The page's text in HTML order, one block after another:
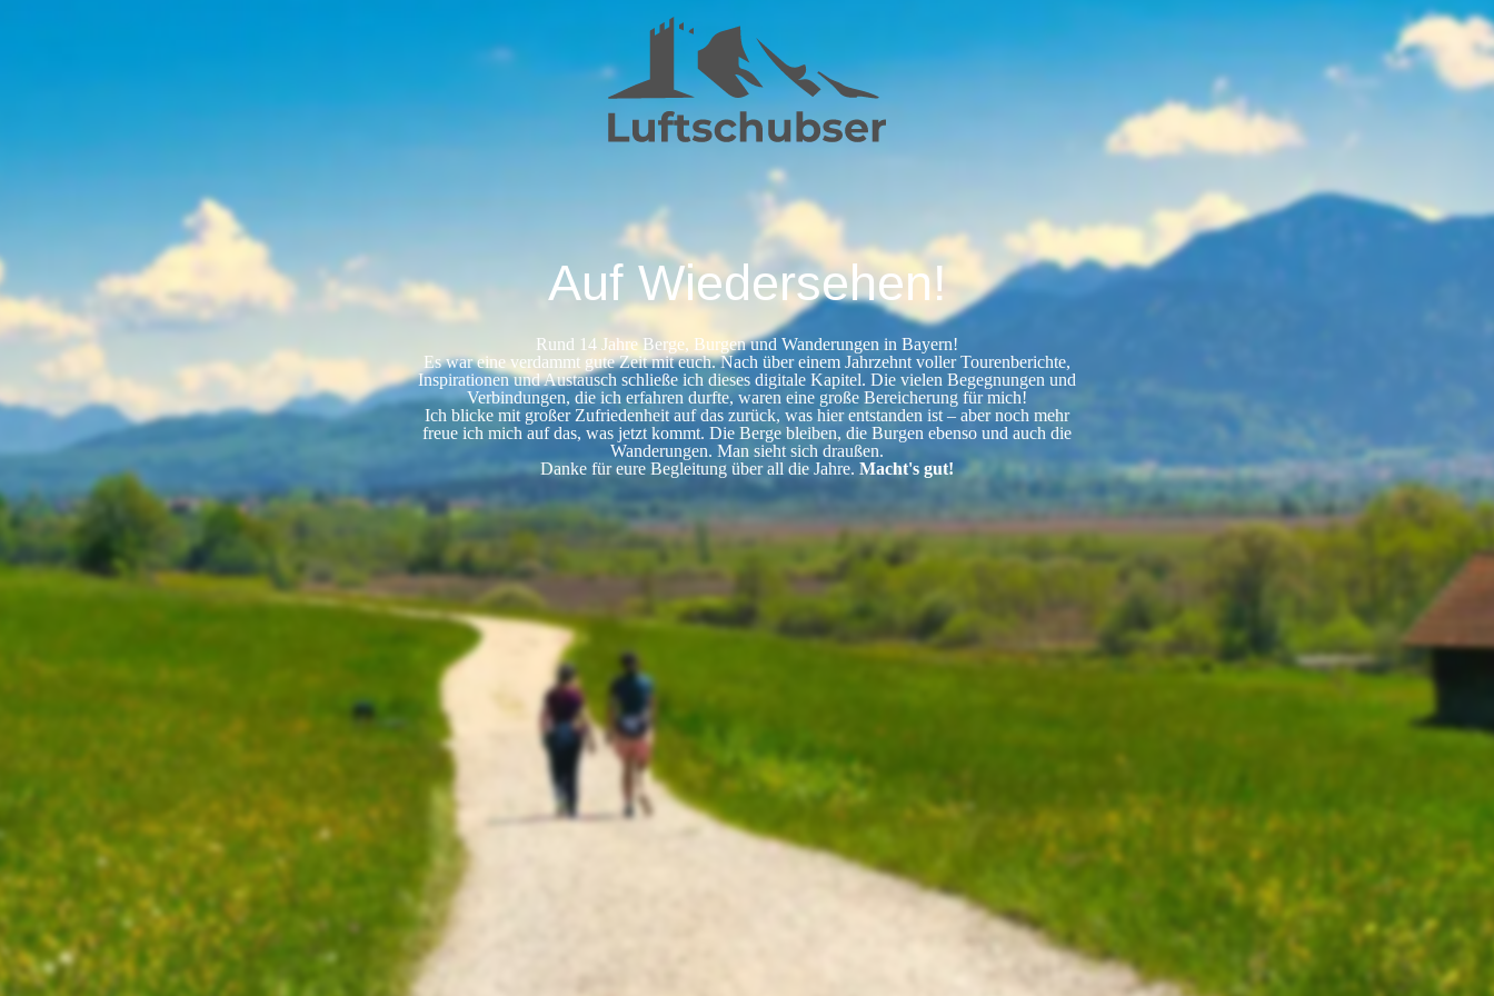
Auf Wiedersehen!
Rund 14 Jahre Berge, Burgen und Wanderungen in Bayern!
Es war eine verdammt gute Zeit mit euch. Nach über einem Jahrzehnt voller Tourenberichte,
Inspirationen und Austausch schließe ich dieses digitale Kapitel. Die vielen Begegnungen und
Verbindungen, die ich erfahren durfte, waren eine große Bereicherung für mich!
Ich blicke mit großer Zufriedenheit auf das zurück, was hier entstanden ist – aber noch mehr
freue ich mich auf das, was jetzt kommt. Die Berge bleiben, die Burgen ebenso und auch die
Wanderungen. Man sieht sich draußen.
Danke für eure Begleitung über all die Jahre. Macht's gut!